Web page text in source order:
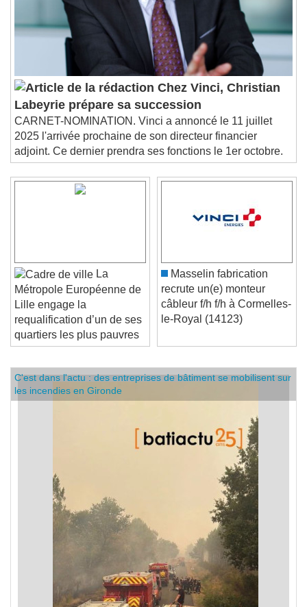
Chez Vinci, Christian
Labeyrie prépare sa succession
CARNET-NOMINATION. Vinci a annoncé le 11 juillet
2025 l'arrivée prochaine de son directeur financier
adjoint. Ce dernier prendra ses fonctions le 1er octobre.
La
Métropole Européenne de
Lille engage la
requalification d’un de ses
quartiers les plus pauvres
Masselin fabrication
recrute un(e) monteur
câbleur f/h f/h à Cormelles-
C'est dans l'actu : des entreprises de bâtiment se mobilisent sur
les incendies en Gironde